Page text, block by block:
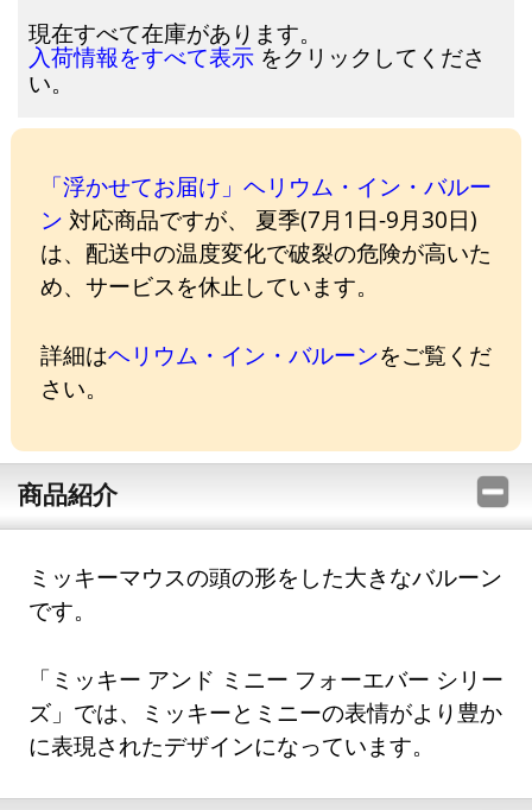
現在すべて在庫があります。
入荷情報をすべて表示 をクリックしてくださ
い。
「浮かせてお届け」ヘリウム・イン・バルー
ン 対応商品ですが、 夏季(7月1日-9月30日)
は、配送中の温度変化で破裂の危険が高いた
め、サービスを休止しています。
詳細はヘリウム・イン・バルーンをご覧くだ
さい。
商品紹介
ミッキーマウスの頭の形をした大きなバルーン
です。
「ミッキー アンド ミニー フォーエバー シリー
ズ」では、ミッキーとミニーの表情がより豊か
に表現されたデザインになっています。